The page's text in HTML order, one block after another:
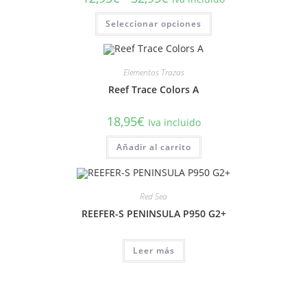
de
precios:
desde
12,95€
hasta
32,95€
Seleccionar opciones
Este
tiene
Elementos Trazas
Reef Trace Colors A
18,95€ Iva incluido
Añadir al carrito
Red Sea
REEFER-S PENINSULA P950 G2+
Leer más